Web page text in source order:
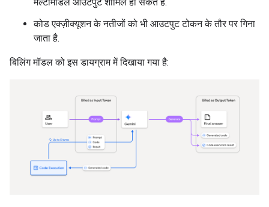
कोड एक्ज़ीक्यूशन के नतीजों को भी आउटपुट टोकन के तौर पर गिना
जाता है.
बिलिंग मॉडल को इस डायग्राम में दिखाया गया है: